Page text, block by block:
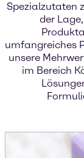
Spezialzutaten
der
umfangreiches
unsere
im Bereich